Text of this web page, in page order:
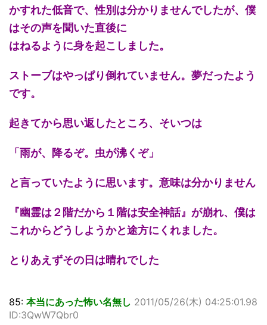
かすれた低音で、性別は分かりませんでしたが、僕
はその声を聞いた直後に
はねるように身を起こしました。
ストーブはやっぱり倒れていません。夢だったよう
です。
起きてから思い返したところ、そいつは
「雨が、降るぞ。虫が沸くぞ」
と言っていたように思います。意味は分かりません
『幽霊は２階だから１階は安全神話』が崩れ、僕は
これからどうしようかと途方にくれました。
とりあえずその日は晴れでした
85: 本当にあった怖い名無し 2011/05/26(木) 04:25:01.98
ID:3QwW7Qbr0